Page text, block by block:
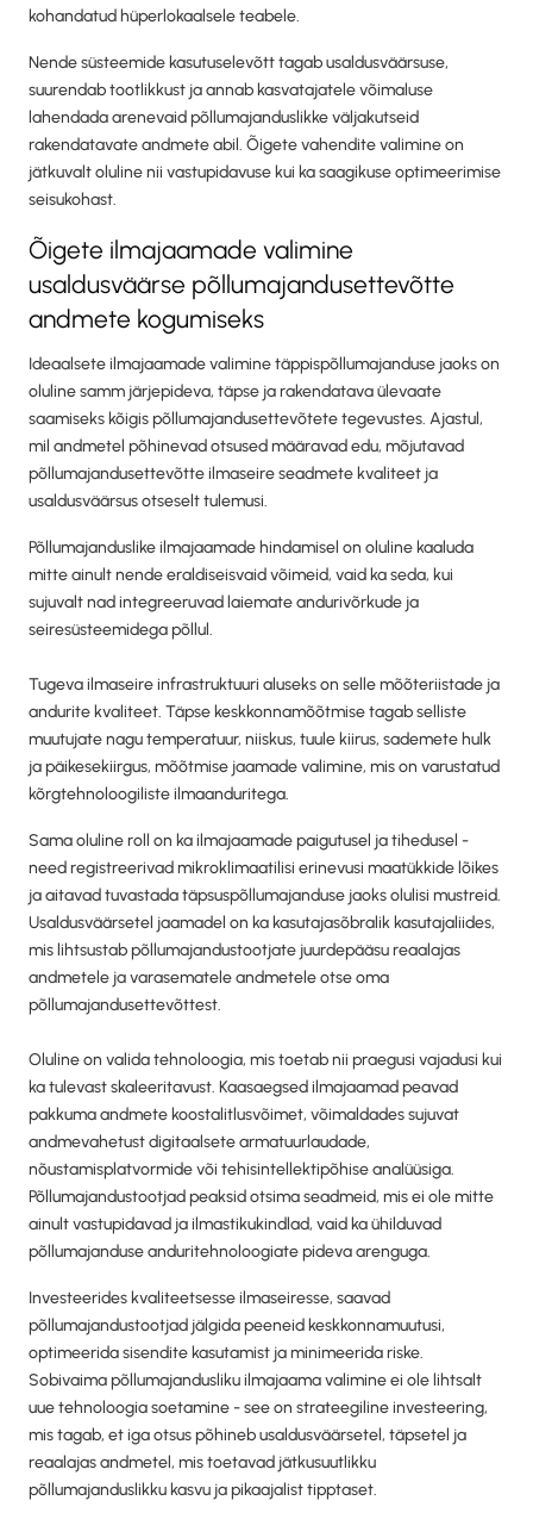
kohandatud hüperlokaalsele teabele.
Nende süsteemide kasutuselevõtt tagab usaldusväärsuse,
suurendab tootlikkust ja annab kasvatajatele võimaluse
lahendada arenevaid põllumajanduslikke väljakutseid
rakendatavate andmete abil. Õigete vahendite valimine on
jätkuvalt oluline nii vastupidavuse kui ka saagikuse optimeerimise
seisukohast.
Õigete ilmajaamade valimine
usaldusväärse põllumajandusettevõtte
andmete kogumiseks
Ideaalsete ilmajaamade valimine täppispõllumajanduse jaoks on
oluline samm järjepideva, täpse ja rakendatava ülevaate
saamiseks kõigis põllumajandusettevõtete tegevustes. Ajastul,
mil andmetel põhinevad otsused määravad edu, mõjutavad
põllumajandusettevõtte ilmaseire seadmete kvaliteet ja
usaldusväärsus otseselt tulemusi.
Põllumajanduslike ilmajaamade hindamisel on oluline kaaluda
mitte ainult nende eraldiseisvaid võimeid, vaid ka seda, kui
sujuvalt nad integreeruvad laiemate andurivõrkude ja
seiresüsteemidega põllul.
Tugeva ilmaseire infrastruktuuri aluseks on selle mõõteriistade ja
andurite kvaliteet. Täpse keskkonnamõõtmise tagab selliste
muutujate nagu temperatuur, niiskus, tuule kiirus, sademete hulk
ja päikesekiirgus, mõõtmise jaamade valimine, mis on varustatud
kõrgtehnoloogiliste ilmaanduritega.
Sama oluline roll on ka ilmajaamade paigutusel ja tihedusel -
need registreerivad mikroklimaatilisi erinevusi maatükkide lõikes
ja aitavad tuvastada täpsuspõllumajanduse jaoks olulisi mustreid.
Usaldusväärsetel jaamadel on ka kasutajasõbralik kasutajaliides,
mis lihtsustab põllumajandustootjate juurdepääsu reaalajas
andmetele ja varasematele andmetele otse oma
põllumajandusettevõttest.
Oluline on valida tehnoloogia, mis toetab nii praegusi vajadusi kui
ka tulevast skaleeritavust. Kaasaegsed ilmajaamad peavad
pakkuma andmete koostalitlusvõimet, võimaldades sujuvat
andmevahetust digitaalsete armatuurlaudade,
nõustamisplatvormide või tehisintellektipõhise analüüsiga.
Põllumajandustootjad peaksid otsima seadmeid, mis ei ole mitte
ainult vastupidavad ja ilmastikukindlad, vaid ka ühilduvad
põllumajanduse anduritehnoloogiate pideva arenguga.
Investeerides kvaliteetsesse ilmaseiresse, saavad
põllumajandustootjad jälgida peeneid keskkonnamuutusi,
optimeerida sisendite kasutamist ja minimeerida riske.
Sobivaima põllumajandusliku ilmajaama valimine ei ole lihtsalt
uue tehnoloogia soetamine - see on strateegiline investeering,
mis tagab, et iga otsus põhineb usaldusväärsetel, täpsetel ja
reaalajas andmetel, mis toetavad jätkusuutlikku
põllumajanduslikku kasvu ja pikaajalist tipptaset.